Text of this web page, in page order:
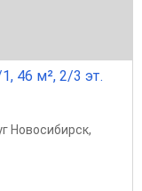
46 м², 2/3 эт.
Новосибирск,